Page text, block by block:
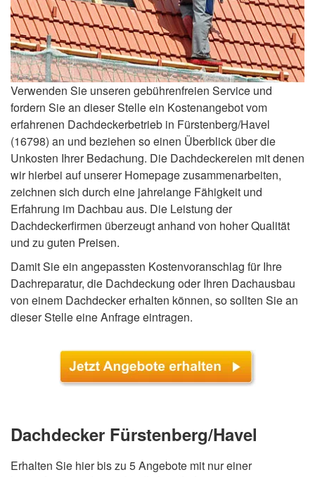
Verwenden Sie unseren gebührenfreien Service und
fordern Sie an dieser Stelle ein Kostenangebot vom
erfahrenen Dachdeckerbetrieb in Fürstenberg/Havel
(16798) an und beziehen so einen Überblick über die
Unkosten Ihrer Bedachung. Die Dachdeckereien mit denen
wir hierbei auf unserer Homepage zusammenarbeiten,
zeichnen sich durch eine jahrelange Fähigkeit und
Erfahrung im Dachbau aus. Die Leistung der
Dachdeckerfirmen überzeugt anhand von hoher Qualität
und zu guten Preisen.
Damit Sie ein angepassten Kostenvoranschlag für Ihre
Dachreparatur, die Dachdeckung oder Ihren Dachausbau
von einem Dachdecker erhalten können, so sollten Sie an
dieser Stelle eine Anfrage eintragen.
Dachdecker Fürstenberg/Havel
Erhalten Sie hier bis zu 5 Angebote mit nur einer